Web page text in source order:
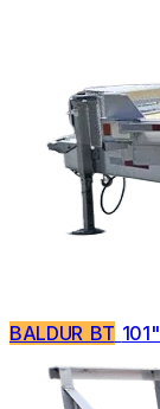
BALDUR BT